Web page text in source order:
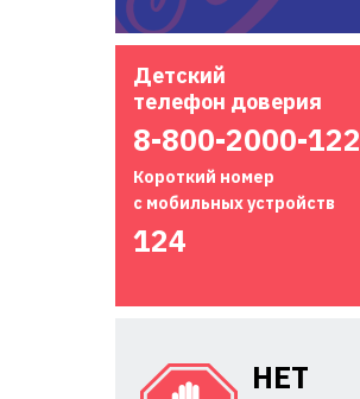
Детский
телефон доверия
8-800-2000-122
Короткий номер
с мобильных устройств
124
НЕТ